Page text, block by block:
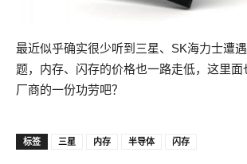
最近似乎确实很少听到三星、SK海力士遭
题，内存、闪存的价格也一路走低，这里
厂商的一份功劳吧？
标签 三星 内存 半导体 闪存